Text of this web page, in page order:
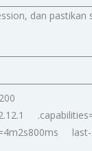
dan pastikan